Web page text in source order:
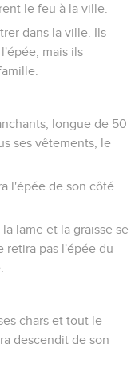
le feu à la ville.
dans la ville. Ils
mais ils
longue de 50
ses vêtements, le
l'épée de son côté
lame et la graisse se
retira pas l'épée du
chars et tout le
descendit de son